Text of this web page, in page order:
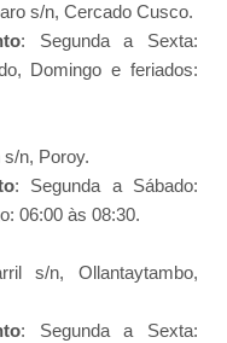
s/n, Cercado Cusco.
: Segunda a Sexta:
Domingo e feriados:
s/n, Poroy.
: Segunda a Sábado:
06:00 às 08:30.
s/n, Ollantaytambo,
: Segunda a Sexta: